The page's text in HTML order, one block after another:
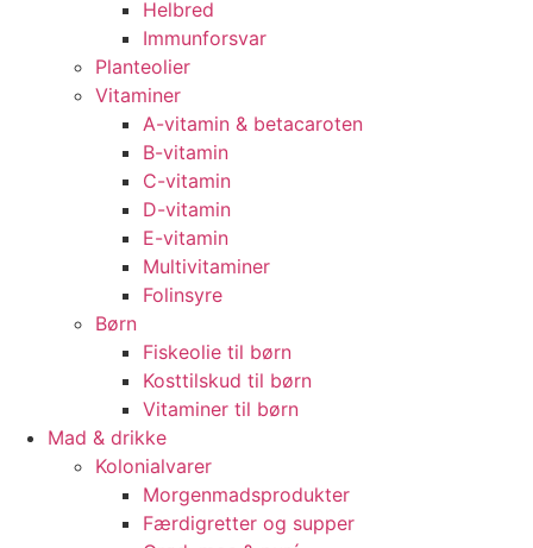
Helbred
Immunforsvar
Planteolier
Vitaminer
A-vitamin & betacaroten
B-vitamin
C-vitamin
D-vitamin
E-vitamin
Multivitaminer
Folinsyre
Børn
Fiskeolie til børn
Kosttilskud til børn
Vitaminer til børn
Mad & drikke
Kolonialvarer
Morgenmadsprodukter
Færdigretter og supper